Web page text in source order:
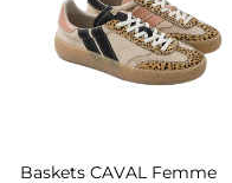
Baskets CAVAL Femme